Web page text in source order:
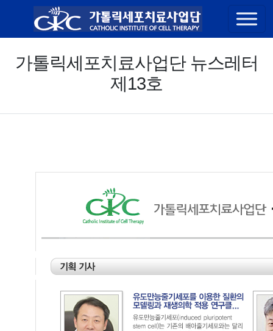
콘텐츠 바로가기
가톨릭세포치료사업단 뉴스레터
제13호